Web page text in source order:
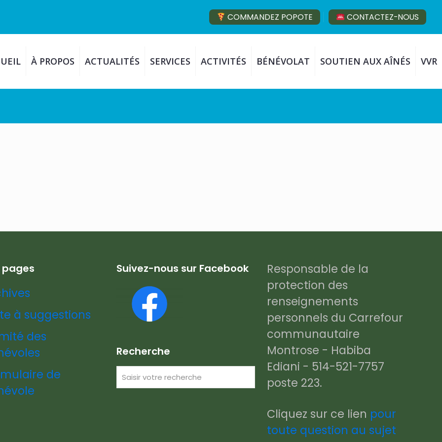
COMMANDEZ POPOTE CONTACTEZ-NOUS
À PROPOS ACTUALITÉS SERVICES ACTIVITÉS BÉNÉVOLAT SOUTIEN AUX AÎNÉS VVR
à suggestions
des
de
Suivez-nous sur Facebook
Recherche
Responsable de la
protection des
renseignements
personnels du Carrefour
communautaire
Montrose - Habiba
Ediani - 514-521-7757
poste 223.
Cliquez sur ce lien pour
toute question au sujet